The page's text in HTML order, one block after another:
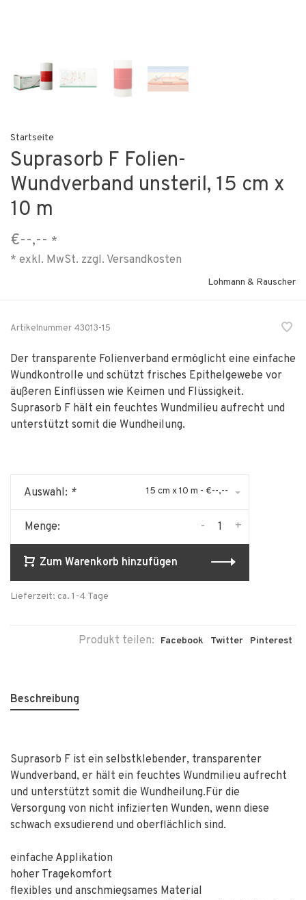
Startseite
Suprasorb F Folien-
Wundverband unsteril, 15 cm x
10 m
€--,-- *
* exkl. MwSt. zzgl. Versandkosten
Lohmann & Rauscher
Artikelnummer 43013-15
Der transparente Folienverband ermöglicht eine einfache
Wundkontrolle und schützt frisches Epithelgewebe vor
äußeren Einflüssen wie Keimen und Flüssigkeit.
Suprasorb F hält ein feuchtes Wundmilieu aufrecht und
unterstützt somit die Wundheilung.
Auswahl: * 15 cm x 10 m - €--,--
Menge: +
-
Zum Warenkorb hinzufügen
Lieferzeit: ca. 1-4 Tage
Produkt teilen: Facebook Twitter Pinterest
Beschreibung
Suprasorb F ist ein selbstklebender, transparenter
Wundverband, er hält ein feuchtes Wundmilieu aufrecht
und unterstützt somit die Wundheilung.Für die
Versorgung von nicht infizierten Wunden, wenn diese
schwach exsudierend und oberflächlich sind.
einfache Applikation
hoher Tragekomfort
flexibles und anschmiegsames Material